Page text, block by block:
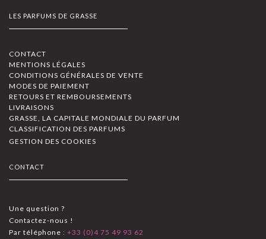
LES PARFUMS DE GRASSE
CONTACT
MENTIONS LÉGALES
CONDITIONS GÉNÉRALES DE VENTE
MODES DE PAIEMENT
RETOURS ET REMBOURSEMENTS
LIVRAISONS
GRASSE, LA CAPITALE MONDIALE DU PARFUM
CLASSIFICATION DES PARFUMS
GESTION DES COOKIES
CONTACT
Une question ?
Contactez-nous !
Par téléphone : +33 (0)4 75 49 93 62